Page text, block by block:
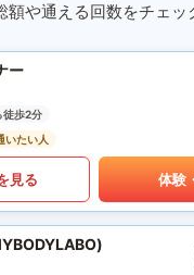
や通える回数をチェッ
ー
徒歩2分
いたい人
見る 体験